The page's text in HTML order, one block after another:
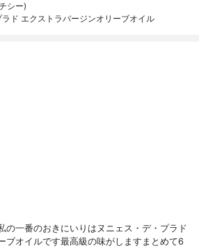
シー)
ド エクストラバージンオリーブオイル
の一番のおきにいりはヌニェス・デ・プラド
ブオイルです最高級の味がしますまとめて6